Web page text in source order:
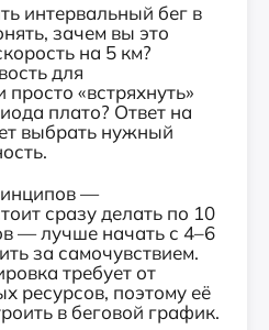
интервальный бег в
зачем вы это
на 5 км?
для
«встряхнуть»
плато? Ответ на
выбрать нужный
—
сразу делать по 10
— лучше начать с 4–6
за самочувствием.
требует от
ресурсов, поэтому её
в беговой график.